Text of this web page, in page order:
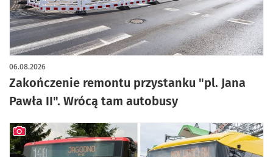
Zakończenie remontu przystanku "pl. Jana
Pawła II". Wrócą tam autobusy
06.08.2026